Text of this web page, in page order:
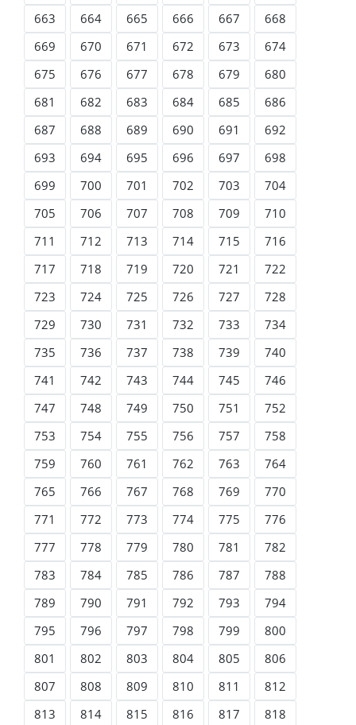
663
664 665 666 667
668
669
670 671 672 673
674
675
676 677 678 679
680
681
682 683 684 685
686
687
688 689 690 691
692
693
694 695 696 697
698
699
700 701 702 703
704
705
706 707 708 709
710
711
712 713 714 715
716
717
718 719 720 721
722
723
724 725 726 727
728
729
730 731 732 733
734
735
736 737 738 739
740
741
742 743 744 745
746
747
748 749 750 751
752
753
754 755 756 757
758
759
760 761 762 763
764
765
766 767 768 769
770
771
772 773 774 775
776
777
778 779 780 781
782
783
784 785 786 787
788
789
790 791 792 793
794
795
796 797 798 799
800
801
802 803 804 805
806
807
808 809 810 811
812
813
814 815 816 817
818